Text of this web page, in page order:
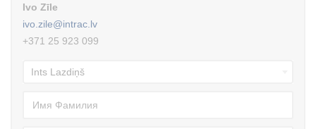
Ivo Zīle
ivo.zile@intrac.lv
+371 25 923 099